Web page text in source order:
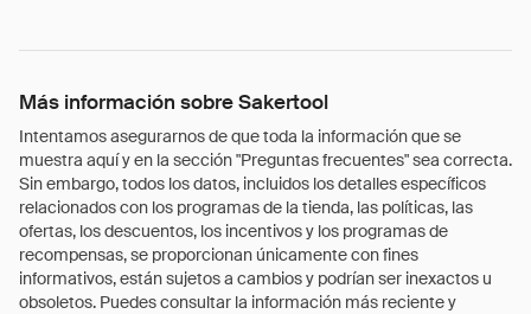
Más información sobre Sakertool
Intentamos asegurarnos de que toda la información que se
muestra aquí y en la sección "Preguntas frecuentes" sea correcta.
Sin embargo, todos los datos, incluidos los detalles específicos
relacionados con los programas de la tienda, las políticas, las
ofertas, los descuentos, los incentivos y los programas de
recompensas, se proporcionan únicamente con fines
informativos, están sujetos a cambios y podrían ser inexactos u
obsoletos. Puedes consultar la información más reciente y